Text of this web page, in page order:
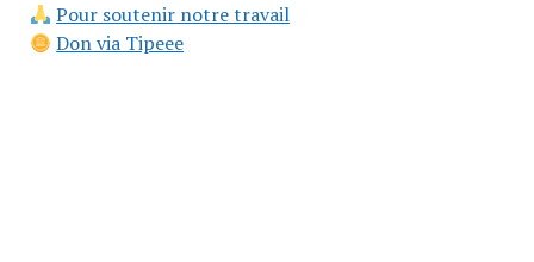
Pour soutenir notre travail
Don via Tipeee